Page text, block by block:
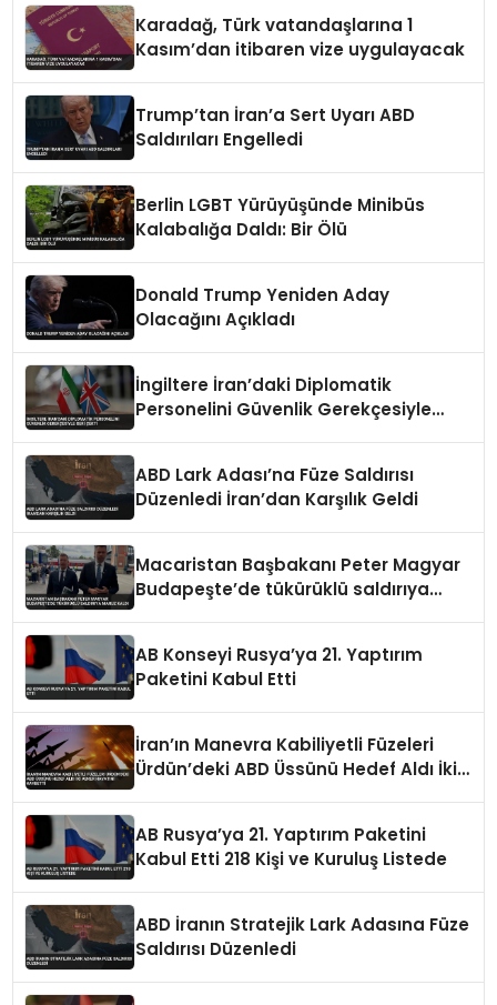
Karadağ, Türk vatandaşlarına 1
Kasım’dan itibaren vize uygulayacak
Trump’tan İran’a Sert Uyarı ABD
Saldırıları Engelledi
Berlin LGBT Yürüyüşünde Minibüs
Kalabalığa Daldı: Bir Ölü
Donald Trump Yeniden Aday
Olacağını Açıkladı
İngiltere İran’daki Diplomatik
Personelini Güvenlik Gerekçesiyle
ABD Lark Adası’na Füze Saldırısı
Düzenledi İran’dan Karşılık Geldi
Macaristan Başbakanı Peter Magyar
Budapeşte’de tükürüklü saldırıya
AB Konseyi Rusya’ya 21. Yaptırım
Paketini Kabul Etti
İran’ın Manevra Kabiliyetli Füzeleri
Ürdün’deki ABD Üssünü Hedef Aldı İki
AB Rusya’ya 21. Yaptırım Paketini
Kabul Etti 218 Kişi ve Kuruluş Listede
ABD İranın Stratejik Lark Adasına Füze
Saldırısı Düzenledi